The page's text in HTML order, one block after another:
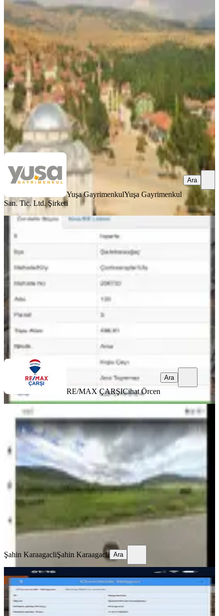
Yuşa'dan Kredi Kartına Vade Farksız
12 Ay Taksitle 2607m2 Parsel
Şarkikaraağaç, Cumhuriyet Mahallesi
2607 m²·59/m²· 05.06.2026
155.000 ₺
Yuşa Gayrimenkul Yuşa Gayrimenkul San. Tic. Ltd. Şirketi
Ara
Yuşa GayrimenkulYuşa Gayrimenkul
San. Tic. Ltd. Şirketi
Ara
Şarkikaraağaç'ta Satılık 486 M2 Arsa
Şarkikaraağaç, Ulu Mahallesi
2.263/m²·25.02.2026
RE/MAX ÇARŞI
Ara
RE/MAX ÇARŞICihat Örcen
Ara
Sahibinden Isparta Şarkikaraağaç
Fele Köyü'nde Asfalt Yola Sıfır Isparta
Konya Yoluna 1 Km Satılık Tarla
Şarkikaraağaç, Fele Köyü
9200 m²·171/m² ·21.07.2026
1.570.000 ₺
Şahin Karaagacli Şahin Karaagacli
Ara
Şahin KaraagacliŞahin Karaagacli Ara
516 Mt Arazi.yola Cephe,içnde
Tulumbası Var.hobi Bahçesine Uygun
Şarkikaraağaç, Köprü Köyü